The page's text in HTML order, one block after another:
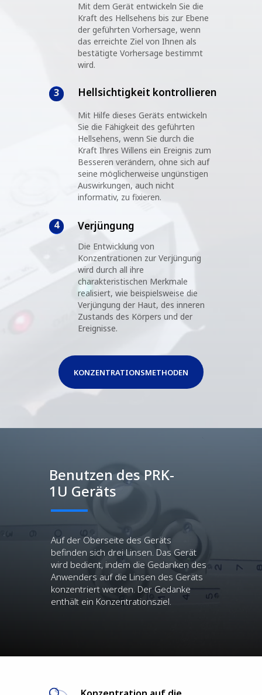
Hellsichtigkeit kontrollieren
Mit dem Gerät entwickeln Sie die
Kraft des Hellsehens bis zur Ebene
der geführten Vorhersage, wenn
das erreichte Ziel von Ihnen als
bestätigte Vorhersage bestimmt
wird.
Verjüngung
Mit Hilfe dieses Geräts entwickeln
Sie die Fähigkeit des geführten
Hellsehens, wenn Sie durch die
Kraft Ihres Willens ein Ereignis zum
Besseren verändern, ohne sich auf
seine möglicherweise ungünstigen
Auswirkungen, auch nicht
informativ, zu fixieren.
Die Entwicklung von
Konzentrationen zur Verjüngung
wird durch all ihre
charakteristischen Merkmale
realisiert, wie beispielsweise die
Verjüngung der Haut, des inneren
Zustands des Körpers und der
Ereignisse.
3
4
KONZENTRATIONSMETHODEN
Benutzen des PRK-
1U Geräts
Auf der Oberseite des Geräts
befinden sich drei Linsen. Das Gerät
wird bedient, indem die Gedanken des
Anwenders auf die Linsen des Geräts
konzentriert werden. Der Gedanke
enthält ein Konzentrationsziel.